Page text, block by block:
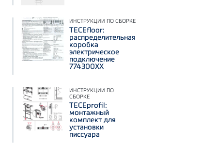
ИНСТРУКЦИИ ПО СБОРКЕ
TECEfloor:
распределительная
коробка
электрическое
подключение
774300ХХ
ИНСТРУКЦИИ ПО
СБОРКЕ
TECEprofil:
монтажный
комплект для
установки
писсуара